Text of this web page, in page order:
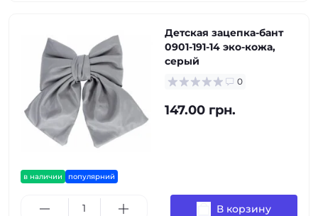
в наличии популярний
Детская зацепка-бант
0901-191-14 эко-кожа,
серый
0
147.00 грн.
В корзину